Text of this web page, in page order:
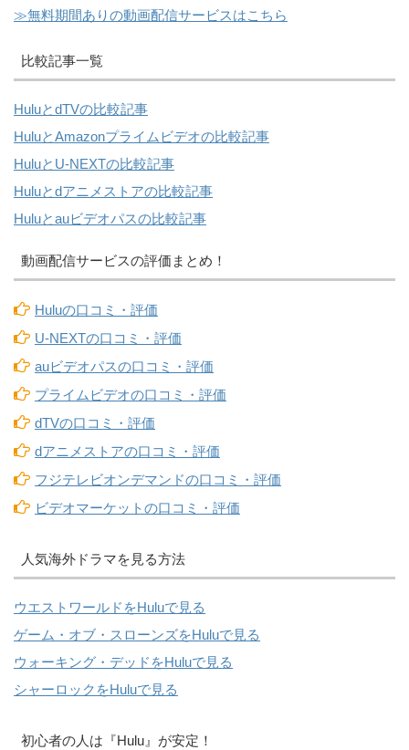
≫無料期間ありの動画配信サービスはこちら
比較記事一覧
HuluとdTVの比較記事
HuluとAmazonプライムビデオの比較記事
HuluとU-NEXTの比較記事
Huluとdアニメストアの比較記事
Huluとauビデオパスの比較記事
動画配信サービスの評価まとめ！
Huluの口コミ・評価
U-NEXTの口コミ・評価
auビデオパスの口コミ・評価
プライムビデオの口コミ・評価
dTVの口コミ・評価
dアニメストアの口コミ・評価
フジテレビオンデマンドの口コミ・評価
ビデオマーケットの口コミ・評価
人気海外ドラマを見る方法
ウエストワールドをHuluで見る
ゲーム・オブ・スローンズをHuluで見る
ウォーキング・デッドをHuluで見る
シャーロックをHuluで見る
初心者の人は『Hulu』が安定！